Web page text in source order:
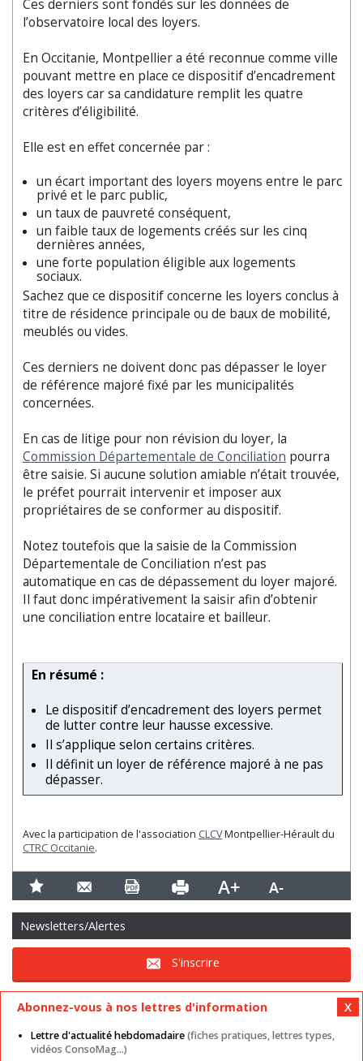
Ces derniers sont fondés sur les données de
l’observatoire local des loyers.
En Occitanie, Montpellier a été reconnue comme ville
pouvant mettre en place ce dispositif d’encadrement
des loyers car sa candidature remplit les quatre
critères d’éligibilité.
Elle est en effet concernée par :
un écart important des loyers moyens entre le parc
privé et le parc public,
un taux de pauvreté conséquent,
un faible taux de logements créés sur les cinq
dernières années,
une forte population éligible aux logements
sociaux.
Sachez que ce dispositif concerne les loyers conclus à
titre de résidence principale ou de baux de mobilité,
meublés ou vides.
Ces derniers ne doivent donc pas dépasser le loyer
de référence majoré fixé par les municipalités
concernées.
En cas de litige pour non révision du loyer, la
Commission Départementale de Conciliation pourra
être saisie. Si aucune solution amiable n’était trouvée,
le préfet pourrait intervenir et imposer aux
propriétaires de se conformer au dispositif.
Notez toutefois que la saisie de la Commission
Départementale de Conciliation n’est pas
automatique en cas de dépassement du loyer majoré.
Il faut donc impérativement la saisir afin d’obtenir
une conciliation entre locataire et bailleur.
En résumé :
Le dispositif d’encadrement des loyers permet
de lutter contre leur hausse excessive.
Il s’applique selon certains critères.
Il définit un loyer de référence majoré à ne pas
dépasser.
Avec la participation de l'association CLCVMontpellier-Hérault du
CTRC Occitanie.
Newsletters/Alertes
S'inscrire
Abonnez-vous à nos lettres d'information
Lettre d'actualité hebdomadaire(fiches pratiques, lettres types,
vidéos ConsoMag...)